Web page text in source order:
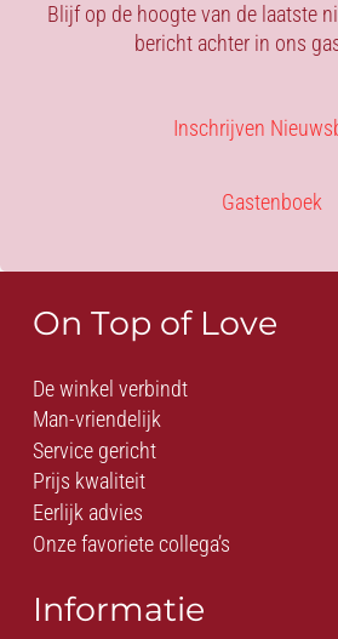
Blijf op de hoogte van de laatste
bericht achter in ons
Inschrijven
Gastenboek
On Top of Love
De winkel verbindt
Man-vriendelijk
Service gericht
Prijs kwaliteit
Eerlijk advies
Onze favoriete collega’s
Informatie